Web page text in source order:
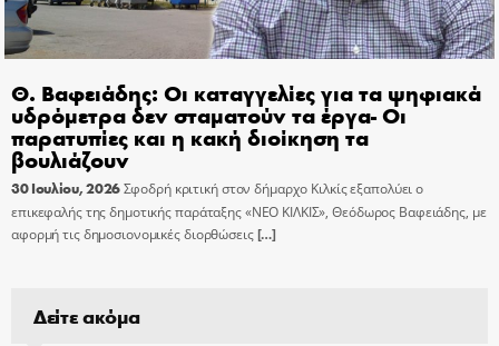
Θ. Βαφειάδης: Οι καταγγελίες για τα ψηφιακά
υδρόμετρα δεν σταματούν τα έργα- Οι
παρατυπίες και η κακή διοίκηση τα
βουλιάζουν
30 Ιουλίου, 2026Σφοδρή κριτική στον δήμαρχο Κιλκίς εξαπολύει ο
επικεφαλής της δημοτικής παράταξης «ΝΕΟ ΚΙΛΚΙΣ», Θεόδωρος Βαφειάδης, με
αφορμή τις δημοσιονομικές διορθώσεις[…]
Δείτε ακόμα